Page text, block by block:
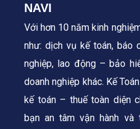
NAVI
Với hơn 10 năm kinh
như: dịch vụ kế toán, báo
nghiệp, lao động – bảo
doanh nghiệp khác. Kế
kế toán – thuế toàn diện
bạn an tâm vận hành và